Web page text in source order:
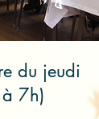
du jeudi
à 7h)